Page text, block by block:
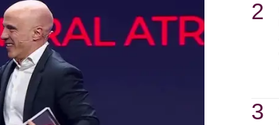
para compartir una visión
y apostar por historias
más de 20 proyectos y
anunciado, destacan
la exitosa ficción original de